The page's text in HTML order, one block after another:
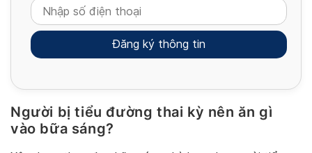
Alternative:
Người bị tiểu đường thai kỳ nên ăn gì
vào bữa sáng?